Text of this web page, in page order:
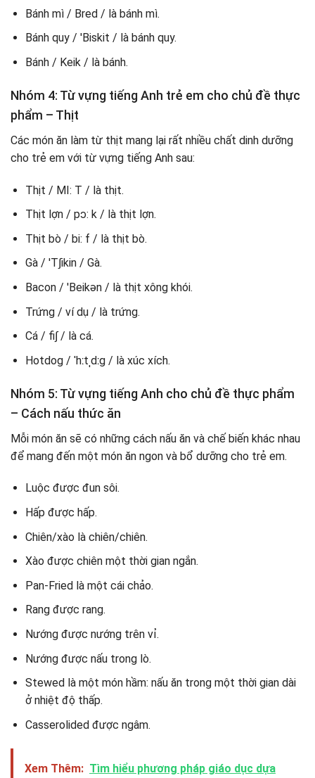
Bánh mì / Bred / là bánh mì.
Bánh quy / 'Biskit / là bánh quy.
Bánh / Keik / là bánh.
Nhóm 4: Từ vựng tiếng Anh trẻ em cho chủ đề thực
phẩm – Thịt
Các món ăn làm từ thịt mang lại rất nhiều chất dinh dưỡng
cho trẻ em với từ vựng tiếng Anh sau:
Thịt / MI: T / là thịt.
Thịt lợn / pɔ: k / là thịt lợn.
Thịt bò / bi: f / là thịt bò.
Gà / 'T∫ikin / Gà.
Bacon / 'Beikən / là thịt xông khói.
Trứng / ví dụ / là trứng.
Cá / fi∫ / là cá.
Hotdog / ˈhːtˌdːg / là xúc xích.
Nhóm 5: Từ vựng tiếng Anh cho chủ đề thực phẩm
– Cách nấu thức ăn
Mỗi món ăn sẽ có những cách nấu ăn và chế biến khác nhau
để mang đến một món ăn ngon và bổ dưỡng cho trẻ em.
Luộc được đun sôi.
Hấp được hấp.
Chiên/xào là chiên/chiên.
Xào được chiên một thời gian ngắn.
Pan-Fried là một cái chảo.
Rang được rang.
Nướng được nướng trên vỉ.
Nướng được nấu trong lò.
Stewed là một món hầm: nấu ăn trong một thời gian dài
ở nhiệt độ thấp.
Casserolided được ngâm.
Xem Thêm: Tìm hiểu phương pháp giáo dục dựa